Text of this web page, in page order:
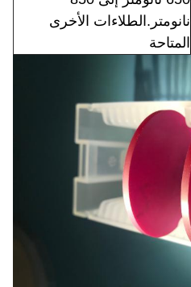
نانومتر.الطلاءات الأخرى
المتاحة